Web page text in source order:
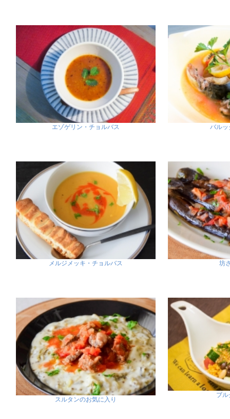
エゾゲリン・チョルバス バルッ
メルジメッキ・チョルバス 坊
スルタンのお気に入り
ブ